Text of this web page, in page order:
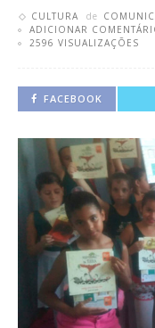
CULTURA de
ADICIONAR
2596 VISUALIZAÇÕES
FACEBOOK